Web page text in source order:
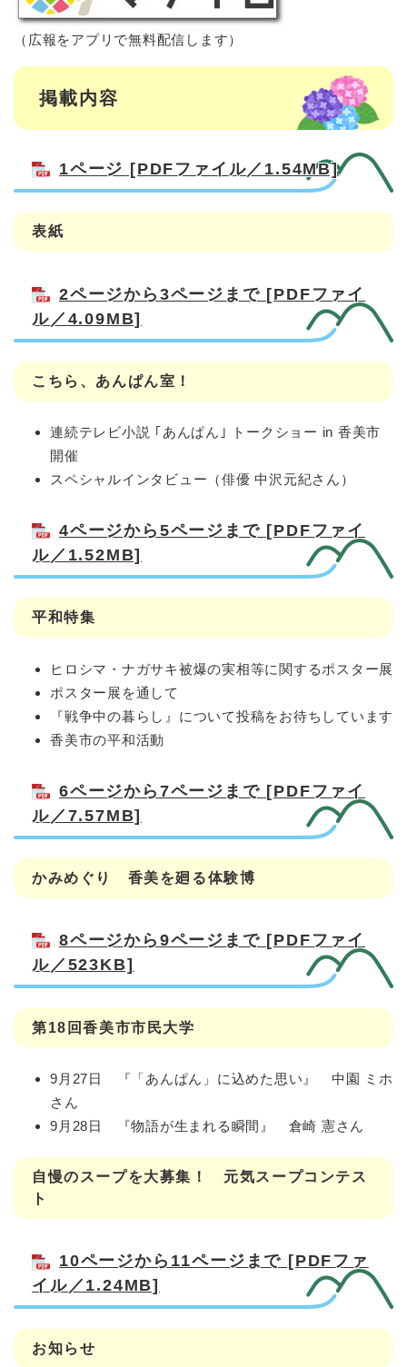
（広報をアプリで無料配信します）
掲載内容
1ページ [PDFファイル／1.54MB]
表紙
2ページから3ページまで [PDFファイ
ル／4.09MB]
こちら、あんぱん室！
連続テレビ小説 ｢あんぱん｣ トークショー in 香美市
開催
スペシャルインタビュー（俳優 中沢元紀さん）
4ページから5ページまで [PDFファイ
ル／1.52MB]
平和特集
ヒロシマ・ナガサキ被爆の実相等に関するポスター展
ポスター展を通して
『戦争中の暮らし』について投稿をお待ちしています
香美市の平和活動
6ページから7ページまで [PDFファイ
ル／7.57MB]
かみめぐり 香美を廻る体験博
8ページから9ページまで [PDFファイ
ル／523KB]
第18回香美市市民大学
9月27日 『「あんぱん」に込めた思い』 中園 ミホ
さん
9月28日 『物語が生まれる瞬間』 倉崎 憲さん
自慢のスープを大募集！ 元気スープコンテス
ト
10ページから11ページまで [PDFファ
イル／1.24MB]
お知らせ